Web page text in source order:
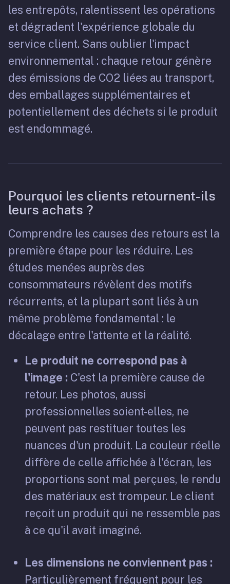
les entrepôts, ralentissent les opérations
et dégradent l'expérience globale du
service client. Sans oublier l'impact
environnemental : chaque retour génère
des émissions de CO2 liées au transport,
des emballages supplémentaires et
potentiellement des déchets si le produit
est endommagé.
Pourquoi les clients retournent-ils
leurs achats ?
Comprendre les causes des retours est la
première étape pour les réduire. Les
études menées auprès des
consommateurs révèlent des motifs
récurrents, et la plupart sont liés à un
même problème fondamental : le
décalage entre l'attente et la réalité.
Le produit ne correspond pas à
l'image : C'est la première cause de
retour. Les photos, aussi
professionnelles soient-elles, ne
peuvent pas restituer toutes les
nuances d'un produit. La couleur réelle
diffère de celle affichée à l'écran, les
proportions sont mal perçues, le rendu
des matériaux est trompeur. Le client
reçoit un produit qui ne ressemble pas
à ce qu'il avait imaginé.
Les dimensions ne conviennent pas :
Particulièrement fréquent pour les